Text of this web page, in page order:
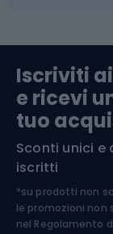
Medicina
Iscriviti
e ricevi
tuo
Sconti unici e
iscritti
*su prodotti non
le promozioni non
nel Regolamento